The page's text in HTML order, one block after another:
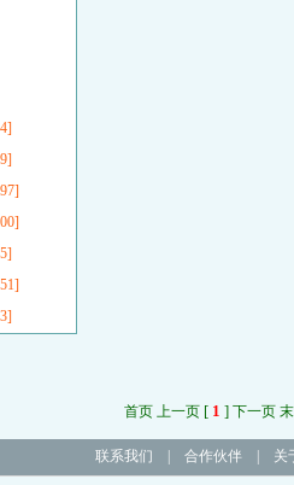
首页 上一页 [ 1 ] 下一页
联系我们 合作伙伴| 关